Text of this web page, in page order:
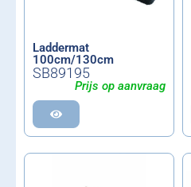
Laddermat
100cm/130cm
SB89195
Prijs op aanvraag